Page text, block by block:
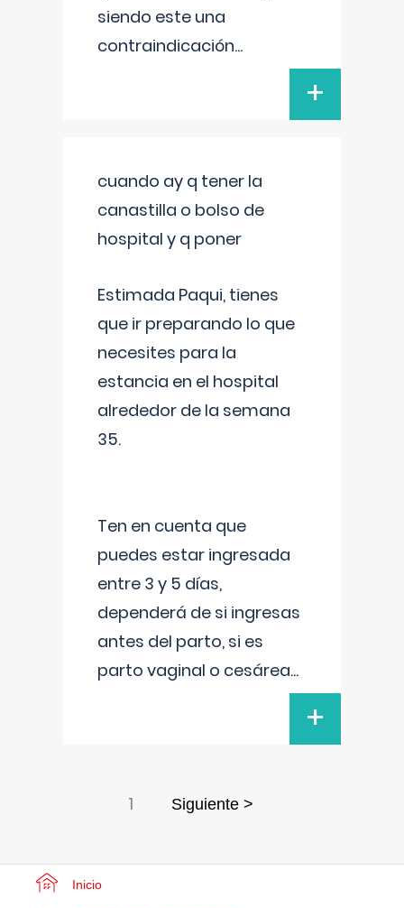
siendo este una
contraindicación...
+
cuando ay q tener la
canastilla o bolso de
hospital y q poner
Estimada Paqui, tienes
que ir preparando lo que
necesites para la
estancia en el hospital
alrededor de la semana
35.
Ten en cuenta que
puedes estar ingresada
entre 3 y 5 días,
dependerá de si ingresas
antes del parto, si es
parto vaginal o cesárea...
+
1 Siguiente >
Inicio